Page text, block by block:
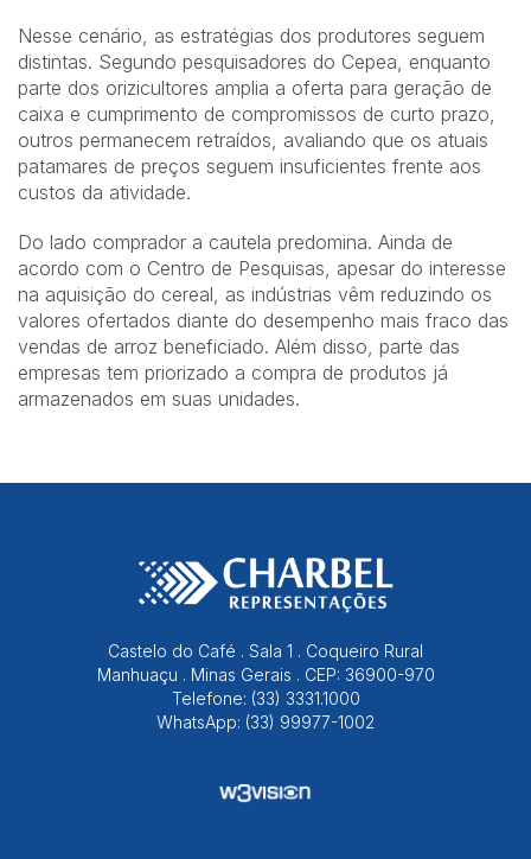
Nesse cenário, as estratégias dos produtores seguem
distintas. Segundo pesquisadores do Cepea, enquanto
parte dos orizicultores amplia a oferta para geração de
caixa e cumprimento de compromissos de curto prazo,
outros permanecem retraídos, avaliando que os atuais
patamares de preços seguem insuficientes frente aos
custos da atividade.
Do lado comprador a cautela predomina. Ainda de
acordo com o Centro de Pesquisas, apesar do interesse
na aquisição do cereal, as indústrias vêm reduzindo os
valores ofertados diante do desempenho mais fraco das
vendas de arroz beneficiado. Além disso, parte das
empresas tem priorizado a compra de produtos já
armazenados em suas unidades.
Castelo do Café . Sala 1 . Coqueiro Rural
Manhuaçu . Minas Gerais . CEP: 36900-970
Telefone: (33) 3331.1000
WhatsApp: (33) 99977-1002